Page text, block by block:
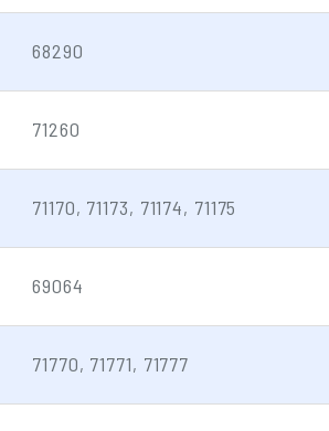
68290
71260
71170, 71173, 71174, 71175
69064
71770, 71771, 71777